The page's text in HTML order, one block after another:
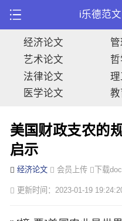
i乐德范文
经济论文
艺术论文
法律论文
理
医学论文
教
美国财政支农的
启示
经济论文 会员上传 下载
更新时间：2023-01-19